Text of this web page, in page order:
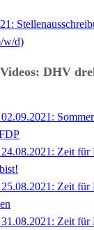
w/d)
DHV
Zeit für
Zeit für
Zeit für